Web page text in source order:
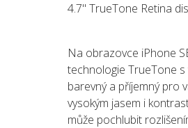
4.7" TrueTone Retina
Na obrazovce iPhone
technologie TrueTone
barevný a příjemný pro
vysokým jasem i
může pochlubit